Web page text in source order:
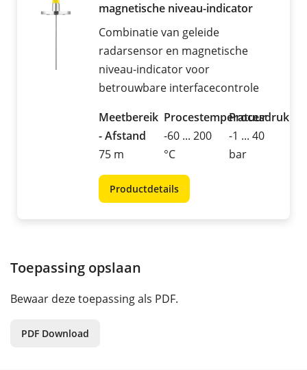
magnetische niveau-indicator
Combinatie van geleide
radarsensor en magnetische
niveau-indicator voor
betrouwbare interfacecontrole
Meetbereik
- Afstand
75 m
Procestemperatuur
-60 ... 200
°C
Procesdruk
-1 ... 40
bar
Productdetails
Toepassing opslaan
Bewaar deze toepassing als PDF.
PDF Download